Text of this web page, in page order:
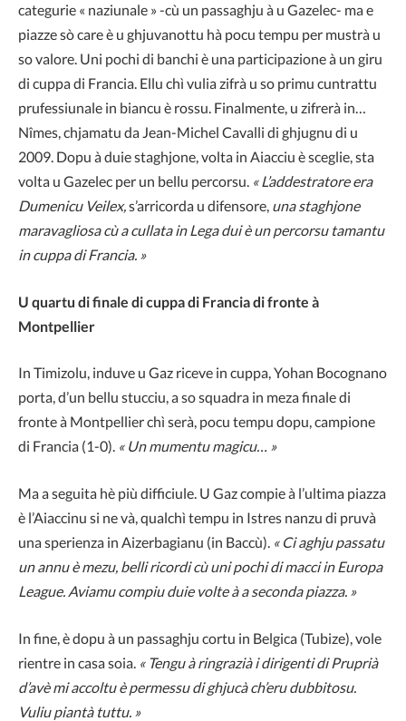
categurie « naziunale » -cù un passaghju à u Gazelec- ma e
piazze sò care è u ghjuvanottu hà pocu tempu per mustrà u
so valore. Uni pochi di banchi è una participazione à un giru
di cuppa di Francia. Ellu chì vulia zifrà u so primu cuntrattu
prufessiunale in biancu è rossu. Finalmente, u zifrerà in…
Nîmes, chjamatu da Jean-Michel Cavalli di ghjugnu di u
2009. Dopu à duie staghjone, volta in Aiacciu è sceglie, sta
volta u Gazelec per un bellu percorsu. « L’addestratore era
Dumenicu Veilex,s’arricorda u difensore, una staghjone
maravagliosa cù a cullata in Lega dui è un percorsu tamantu
in cuppa di Francia. »
U quartu di finale di cuppa di Francia di fronte à
Montpellier
In Timizolu, induve u Gaz riceve in cuppa, Yohan Bocognano
porta, d’un bellu stucciu, a so squadra in meza finale di
fronte à Montpellier chì serà, pocu tempu dopu, campione
di Francia (1-0). « Un mumentu magicu… »
Ma a seguita hè più difficiule. U Gaz compie à l’ultima piazza
è l’Aiaccinu si ne và, qualchì tempu in Istres nanzu di pruvà
una sperienza in Aizerbagianu (in Baccù). « Ci aghju passatu
un annu è mezu, belli ricordi cù uni pochi di macci in Europa
League. Aviamu compiu duie volte à a seconda piazza. »
In fine, è dopu à un passaghju cortu in Belgica (Tubize), vole
rientre in casa soia. « Tengu à ringrazià i dirigenti di Pruprià
d’avè mi accoltu è permessu di ghjucà ch’eru dubbitosu.
Vuliu piantà tuttu. »